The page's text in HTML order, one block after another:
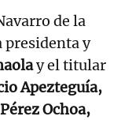
de la
presidenta y
y el titular
Apezteguía,
Ochoa,